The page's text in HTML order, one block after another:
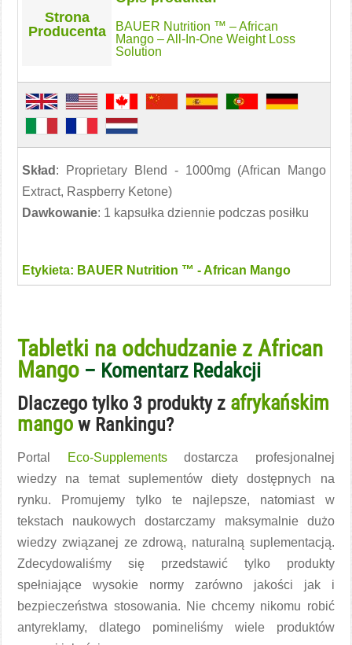
Strona
Producenta
BAUER Nutrition ™ – African
Mango – All-In-One Weight Loss
Solution
Skład : Proprietary Blend - 1000mg (African Mango
Extract, Raspberry Ketone)
Dawkowanie: 1 kapsułka dziennie podczas posiłku
Etykieta: BAUER Nutrition ™ - African Mango
Tabletki na odchudzanie z African
Mango – Komentarz Redakcji
Dlaczego tylko 3 produkty z afrykańskim
mango w Rankingu?
Portal Eco-Supplementsdostarcza profesjonalnej
wiedzy na temat suplementów diety dostępnych na
rynku. Promujemy tylko te najlepsze, natomiast w
tekstach naukowych dostarczamy maksymalnie dużo
wiedzy związanej ze zdrową, naturalną suplementacją.
Zdecydowaliśmy się przedstawić tylko produkty
spełniające wysokie normy zarówno jakości jak i
bezpieczeństwa stosowania. Nie chcemy nikomu robić
antyreklamy, dlatego pomineliśmy wiele produktów